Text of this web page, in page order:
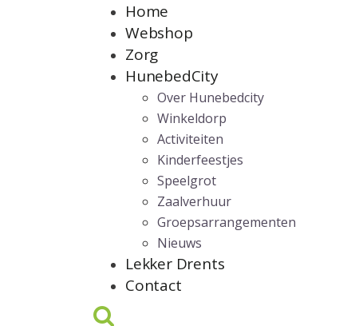
Home
Webshop
Zorg
HunebedCity
Over Hunebedcity
Winkeldorp
Activiteiten
Kinderfeestjes
Speelgrot
Zaalverhuur
Groepsarrangementen
Nieuws
Lekker Drents
Contact